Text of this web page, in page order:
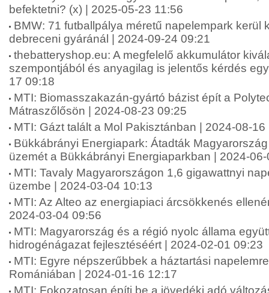
befektetni? (x) | 2025-05-23 11:56
BMW: 71 futballpálya méretű napelempark kerül
debreceni gyáránál | 2024-09-24 09:21
thebatteryshop.eu: A megfelelő akkumulátor
szempontjából és anyagilag is jelentős kérdés
17 09:18
MTI: Biomasszakazán-gyártó bázist épít a
Mátraszőlősön | 2024-08-23 09:25
MTI: Gázt talált a Mol Pakisztánban | 2024-08-16
Bükkábrányi Energiapark: Átadták
üzemét a Bükkábrányi Energiaparkban | 2024-
MTI: Tavaly Magyarországon 1,6 gigawattnyi
üzembe | 2024-03-04 10:13
MTI: Az Alteo az energiapiaci árcsökkenés
2024-03-04 09:56
MTI: Magyarország és a régió nyolc állama
hidrogénágazat fejlesztéséért | 2024-02-01 09:23
MTI: Egyre népszerűbbek a háztartási
Romániában | 2024-01-16 12:17
MTI: Fokozatosan építi be a jövedéki adó